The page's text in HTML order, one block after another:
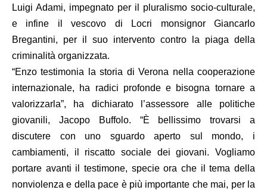
Luigi Adami, impegnato per il pluralismo socio-culturale,
e infine il vescovo di Locri monsignor Giancarlo
Bregantini, per il suo intervento contro la piaga della
criminalità organizzata.
“Enzo testimonia la storia di Verona nella cooperazione
internazionale, ha radici profonde e bisogna tornare a
valorizzarla”, ha dichiarato l’assessore alle politiche
giovanili, Jacopo Buffolo. “È bellissimo trovarsi a
discutere con uno sguardo aperto sul mondo, i
cambiamenti, il riscatto sociale dei giovani. Vogliamo
portare avanti il testimone, specie ora che il tema della
nonviolenza e della pace è più importante che mai, per la